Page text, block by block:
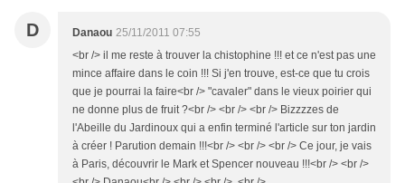
D Danaou 25/11/2011 07:55
<br /> il me reste à trouver la chistophine !!! et ce n'est pas une
mince affaire dans le coin !!! Si j'en trouve, est-ce que tu crois
que je pourrai la faire<br /> "cavaler" dans le vieux poirier qui
ne donne plus de fruit ?<br /> <br /> <br /> Bizzzzes de
l'Abeille du Jardinoux qui a enfin terminé l'article sur ton jardin
à créer ! Parution demain !!!<br /> <br /> <br /> Ce jour, je vais
à Paris, découvrir le Mark et Spencer nouveau !!!<br /> <br />